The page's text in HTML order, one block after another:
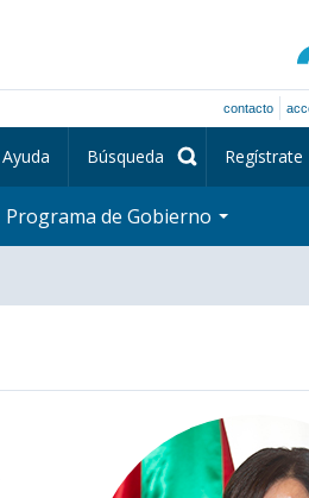
contacto
Ayuda Búsqueda Regístrate
Programa de Gobierno